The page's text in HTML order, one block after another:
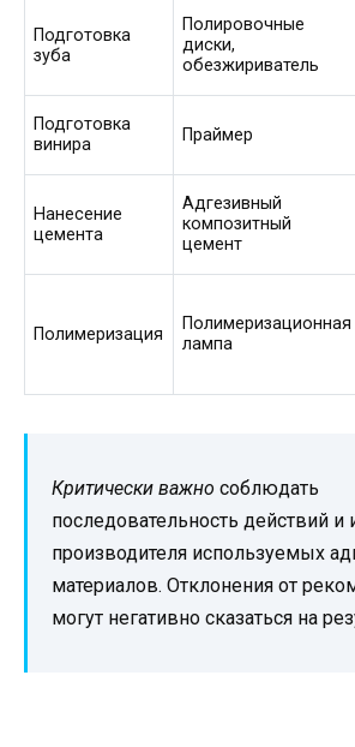
Подготовка
зуба
Полировочные
диски,
обезжириватель
Подготовка
винира
Праймер
Нанесение
цемента
Адгезивный
композитный
цемент
Полимеризация
Полимеризационная
лампа
Критически важно соблюдать
последовательность действий и
производителя используемых
материалов. Отклонения от
могут негативно сказаться на